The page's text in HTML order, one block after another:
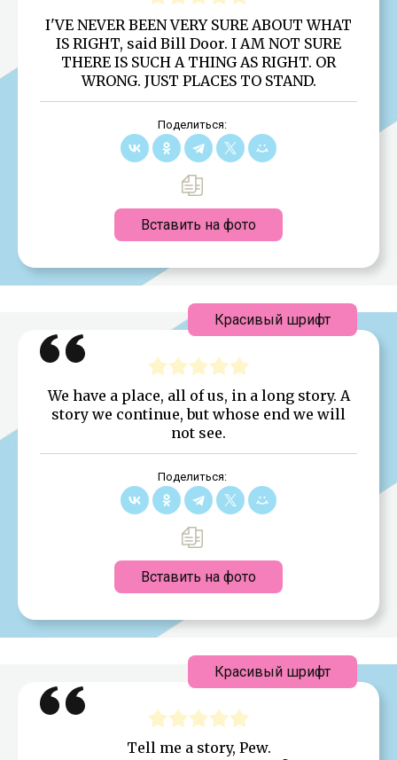
I'VE NEVER BEEN VERY SURE ABOUT WHAT
IS RIGHT, said Bill Door. I AM NOT SURE
THERE IS SUCH A THING AS RIGHT. OR
WRONG. JUST PLACES TO STAND.
Поделиться:
Вставить на фото
We have a place, all of us, in a long story. A
story we continue, but whose end we will
not see.
Поделиться:
Вставить на фото
Красивый шрифт
Tell me a story, Pew.
Красивый шрифт